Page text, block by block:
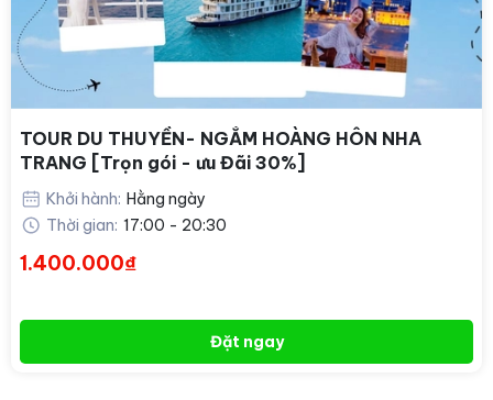
TOUR DU THUYỀN- NGẮM HOÀNG HÔN NHA
TRANG [Trọn gói - ưu Đãi 30%]
Khởi hành: Hằng ngày
Thời gian: 17:00 - 20:30
1.400.000₫
Đặt ngay